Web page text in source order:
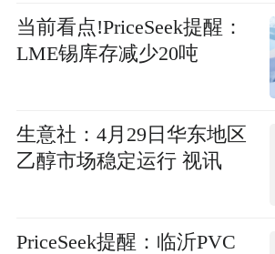
当前看点!PriceSeek提醒：
LME锡库存减少20吨
生意社：4月29日华东地区
乙醇市场稳定运行 视讯
PriceSeek提醒：临沂PVC